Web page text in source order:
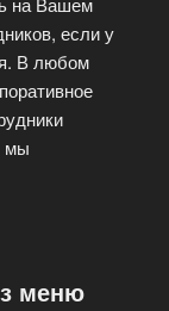
если у
В любом
мы
меню